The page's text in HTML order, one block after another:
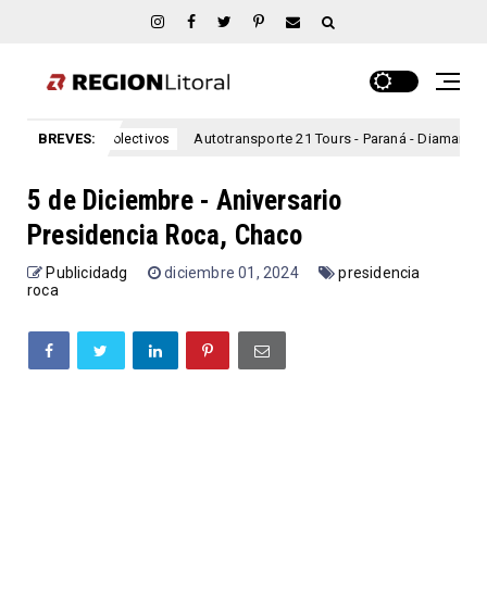
BREVES:
colectivos Autotransporte 21 Tours - Paraná - Diamante - Horarios
5 de Diciembre - Aniversario
Presidencia Roca, Chaco
Publicidadg diciembre 01, 2024
presidencia
roca